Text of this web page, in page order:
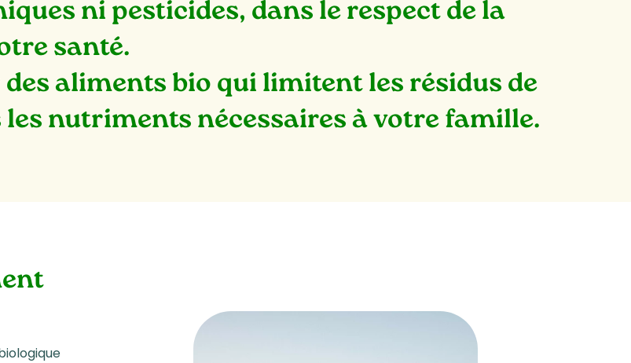
ni pesticides, dans le respect de la
santé.
aliments bio qui limitent les résidus de
les nutriments nécessaires à votre famille.